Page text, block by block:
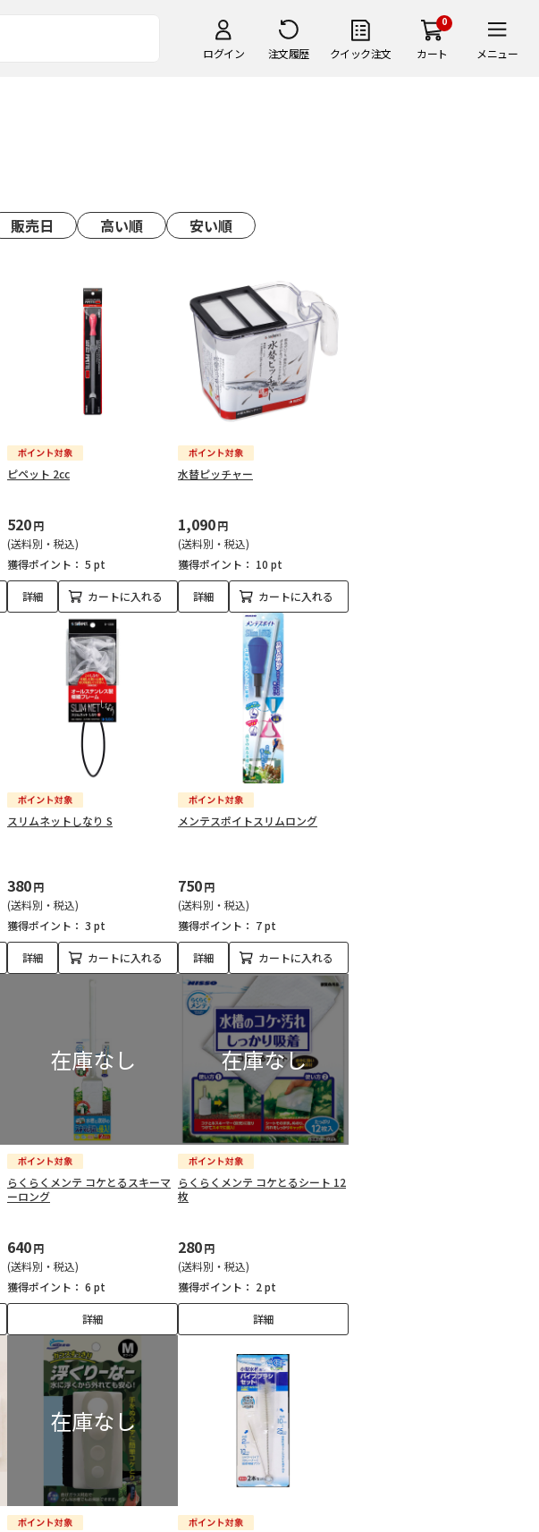
ログイン 注文履歴 クイック注文
0
カート メニュー
販売日 高い順 安い順
ピペット 2cc
520円
(送料別・税込)
獲得ポイント： 5 pt
詳細 カートに入れる
水替ピッチャー
1,090円
(送料別・税込)
獲得ポイント： 10 pt
詳細 カートに入れる
スリムネットしなり S
380円
(送料別・税込)
獲得ポイント： 3 pt
詳細 カートに入れる
メンテスポイトスリムロング
750円
(送料別・税込)
獲得ポイント： 7 pt
詳細 カートに入れる
らくらくメンテ コケとるスキーマ
ーロング
640円
(送料別・税込)
獲得ポイント： 6 pt
詳細
らくらくメンテ コケとるシート 12
枚
280円
(送料別・税込)
獲得ポイント： 2 pt
詳細